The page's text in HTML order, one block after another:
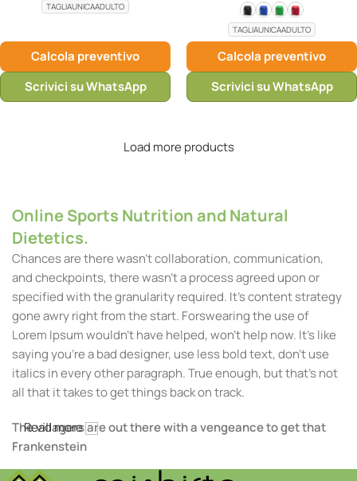
TAGLIAUNICAADULTO
Calcola preventivo
Scrivici su WhatsApp
TAGLIAUNICAADULTO
Calcola preventivo
Scrivici su WhatsApp
Load more products
Online Sports Nutrition and Natural
Dietetics.
Chances are there wasn't collaboration, communication,
and checkpoints, there wasn't a process agreed upon or
specified with the granularity required. It's content strategy
gone awry right from the start. Forswearing the use of
Lorem Ipsum wouldn't have helped, won't help now. It's like
saying you're a bad designer, use less bold text, don't use
italics in every other paragraph. True enough, but that's not
all that it takes to get things back on track.
The villagers are out there with a vengeance to get that
Frankenstein
Read more